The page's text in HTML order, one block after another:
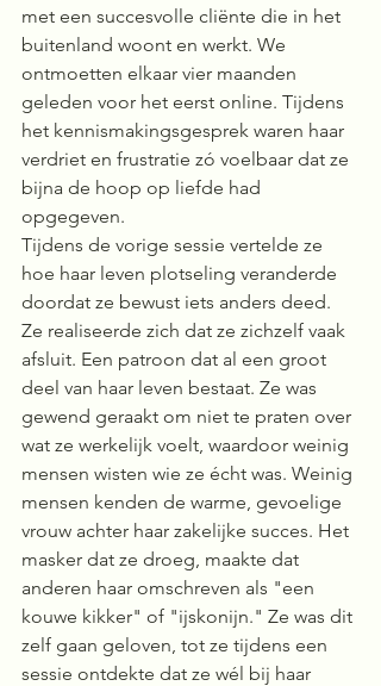
met een succesvolle cliënte die in het
buitenland woont en werkt. We
ontmoetten elkaar vier maanden
geleden voor het eerst online. Tijdens
het kennismakingsgesprek waren haar
verdriet en frustratie zó voelbaar dat ze
bijna de hoop op liefde had
opgegeven.
Tijdens de vorige sessie vertelde ze
hoe haar leven plotseling veranderde
doordat ze bewust iets anders deed.
Ze realiseerde zich dat ze zichzelf vaak
afsluit. Een patroon dat al een groot
deel van haar leven bestaat. Ze was
gewend geraakt om niet te praten over
wat ze werkelijk voelt, waardoor weinig
mensen wisten wie ze écht was. Weinig
mensen kenden de warme, gevoelige
vrouw achter haar zakelijke succes. Het
masker dat ze droeg, maakte dat
anderen haar omschreven als "een
kouwe kikker" of "ijskonijn." Ze was dit
zelf gaan geloven, tot ze tijdens een
sessie ontdekte dat ze wél bij haar